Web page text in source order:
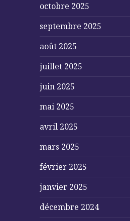
octobre 2025
septembre 2025
août 2025
juillet 2025
juin 2025
mai 2025
avril 2025
mars 2025
février 2025
janvier 2025
décembre 2024